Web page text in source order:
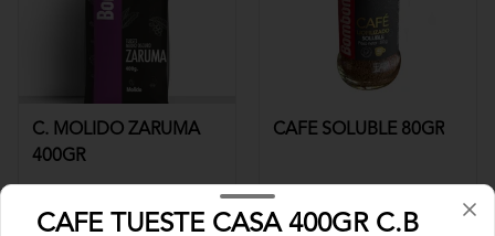
C. MOLIDO ZARUMA
400GR
$9.75
CAFE SOLUBLE 80GR
$6.50
CAFE TUESTE CASA 400GR C.B